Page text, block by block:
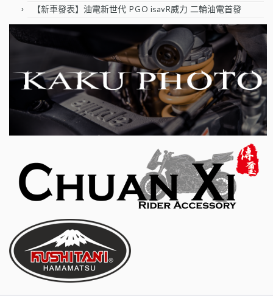
【新車發表】油電新世代 PGO isavR威力 二輪油電首發